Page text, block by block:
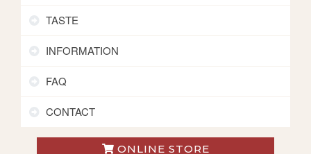
TASTE
INFORMATION
FAQ
CONTACT
ONLINE STORE